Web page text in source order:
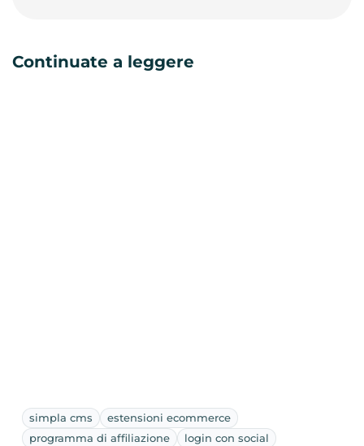
Continuate a leggere
simpla cms
estensioni ecommerce
programma di affiliazione
login con social